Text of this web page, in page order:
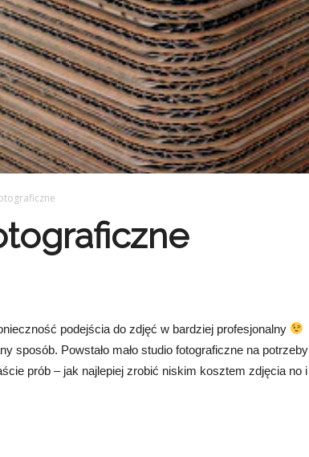
podejścia do zdjęć w bardziej profesjonalny
sposób. Powstało mało studio fotograficzne na potrzeby
prób – jak najlepiej zrobić niskim kosztem zdjęcia no i